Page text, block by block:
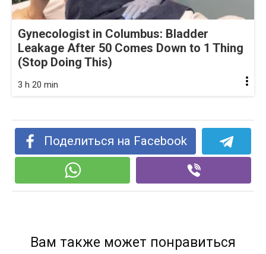
Gynecologist in Columbus: Bladder
Leakage After 50 Comes Down to 1 Thing
(Stop Doing This)
3 h 20 min
Поделиться на Facebook
Вам также может понравиться